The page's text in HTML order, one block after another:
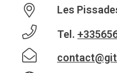
Les
Tel.